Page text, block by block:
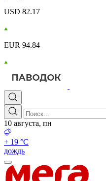
USD 82.17
EUR 94.84
10 августа, пн
+ 19 °С
дождь